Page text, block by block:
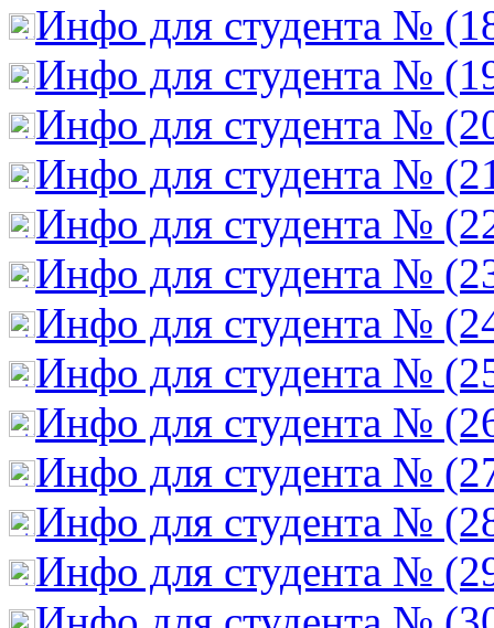
Инфо для студента №
Инфо для студента №
Инфо для студента №
Инфо для студента №
Инфо для студента №
Инфо для студента №
Инфо для студента №
Инфо для студента №
Инфо для студента №
Инфо для студента №
Инфо для студента №
Инфо для студента №